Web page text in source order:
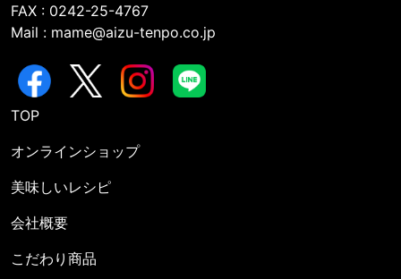
FAX : 0242-25-4767
Mail : mame@aizu-tenpo.co.jp
TOP
オンラインショップ
美味しいレシピ
会社概要
こだわり商品